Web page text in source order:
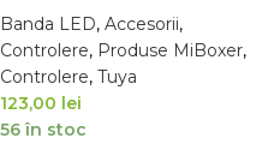
Banda LED, Accesorii,
Controlere, Produse MiBoxer,
Controlere, Tuya
123,00 lei
56 în stoc